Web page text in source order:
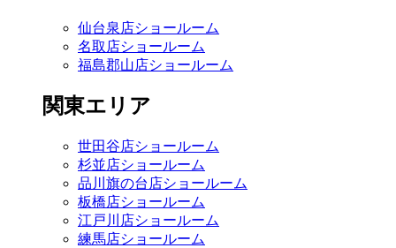
仙台泉店ショールーム
名取店ショールーム
福島郡山店ショールーム
関東エリア
世田谷店ショールーム
杉並店ショールーム
品川旗の台店ショールーム
板橋店ショールーム
江戸川店ショールーム
練馬店ショールーム